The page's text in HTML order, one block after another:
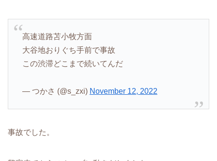
高速道路苫小牧方面
大谷地おりぐち手前で事故
この渋滞どこまで続いてんだ
— つかさ (@s_zxi) November 12, 2022
事故でした。